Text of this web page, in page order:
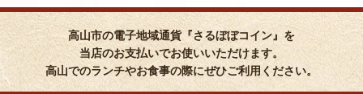
高山市の電子地域通貨『さるぼぼコイン』を
当店のお支払いでお使いいただけます。
高山でのランチやお食事の際にぜひご利用ください。